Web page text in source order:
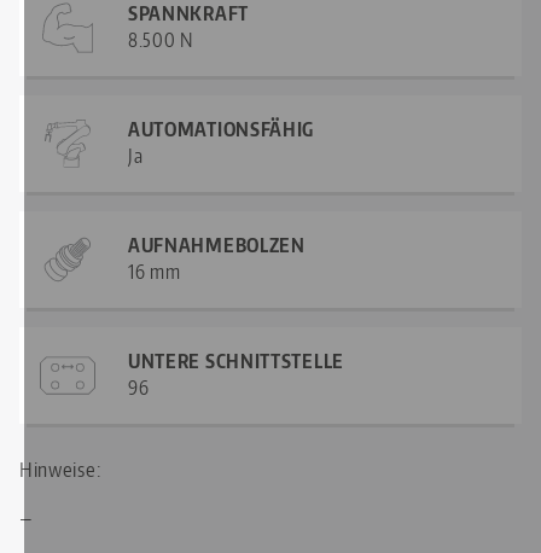
SPANNKRAFT
8.500 N
AUTOMATIONSFÄHIG
Ja
AUFNAHMEBOLZEN
16 mm
UNTERE SCHNITTSTELLE
96
Hinweise:
—